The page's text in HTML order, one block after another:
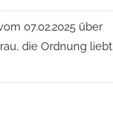
07.02.2025 über
die Ordnung liebt